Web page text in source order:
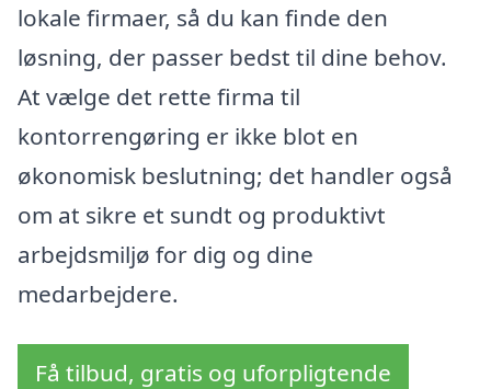
lokale firmaer, så du kan finde den
løsning, der passer bedst til dine behov.
At vælge det rette firma til
kontorrengøring er ikke blot en
økonomisk beslutning; det handler også
om at sikre et sundt og produktivt
arbejdsmiljø for dig og dine
medarbejdere.
Få tilbud, gratis og uforpligtende